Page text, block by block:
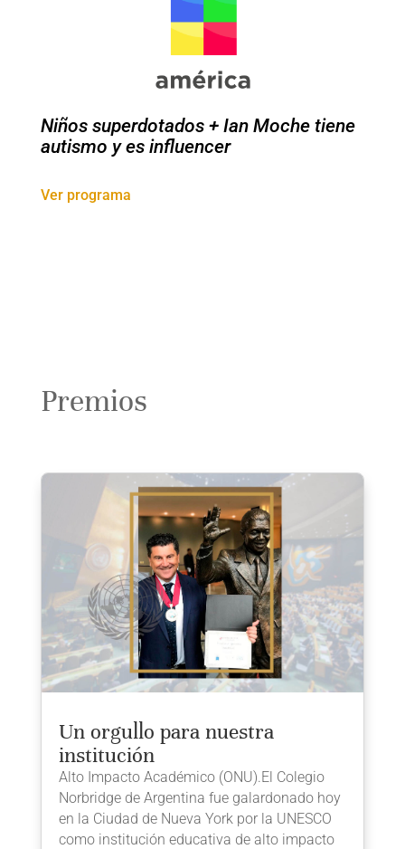
Niños superdotados + Ian Moche tiene
autismo y es influencer
Ver programa
Premios
Un orgullo para nuestra
institución
Alto Impacto Académico (ONU).El Colegio
Norbridge de Argentina fue galardonado hoy
en la Ciudad de Nueva York por la UNESCO
como institución educativa de alto impacto